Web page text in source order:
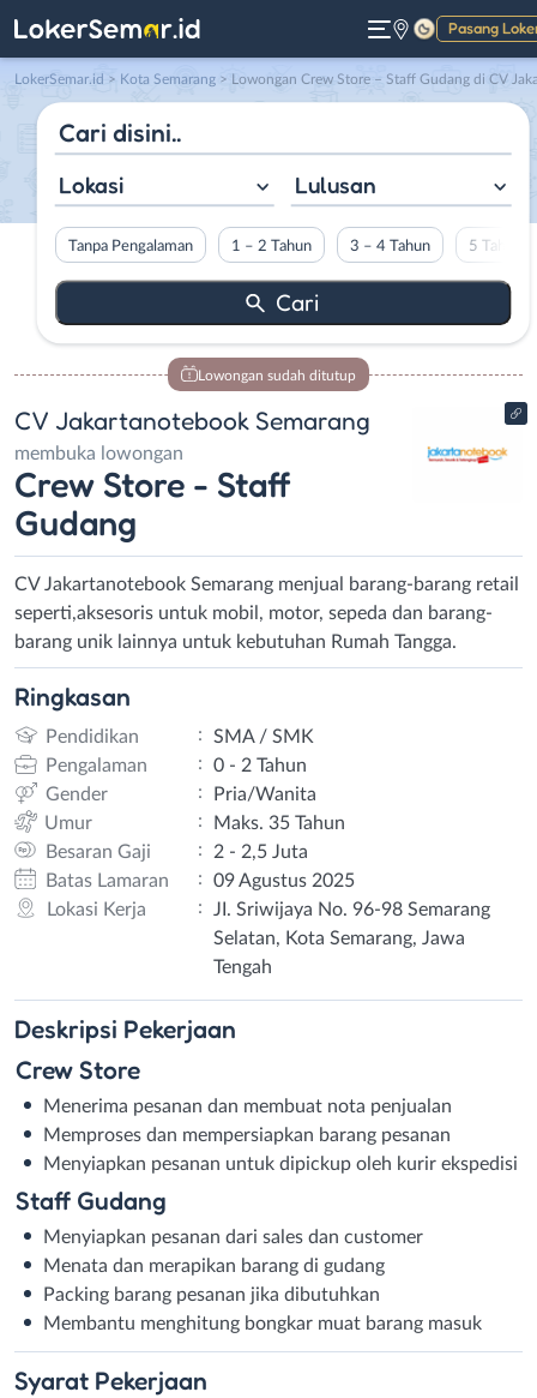
Pasang
Gelap
LokerSemar.id > Kota Semarang > Lowongan Crew Store – Staff Gudang di CV Jakartanotebook
Lokasi Lulusan
Tanpa Pengalaman 1 – 2 Tahun 3 – 4 Tahun 5 Tahun
Lowongan sudah ditutup
CV Jakartanotebook Semarang
membuka lowongan
Crew Store - Staff
Gudang
CV Jakartanotebook Semarang menjual barang-barang retail
seperti,aksesoris untuk mobil, motor, sepeda dan barang-
barang unik lainnya untuk kebutuhan Rumah Tangga.
Ringkasan
Pendidikan :
SMA / SMK
Pengalaman
:
0 - 2 Tahun
Gender
:
Pria/Wanita
Umur
:
Maks. 35 Tahun
Besaran Gaji
:
2 - 2,5 Juta
Batas Lamaran
:
09 Agustus 2025
Lokasi Kerja
:
JI. Sriwijaya No. 96-98 Semarang
Selatan, Kota Semarang, Jawa
Tengah
Deskripsi Pekerjaan
Crew Store
Menerima pesanan dan membuat nota penjualan
Memproses dan mempersiapkan barang pesanan
Menyiapkan pesanan untuk dipickup oleh kurir ekspedisi
Staff Gudang
Menyiapkan pesanan dari sales dan customer
Menata dan merapikan barang di gudang
Packing barang pesanan jika dibutuhkan
Membantu menghitung bongkar muat barang masuk
Syarat Pekerjaan